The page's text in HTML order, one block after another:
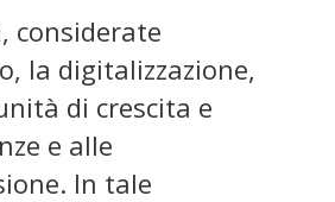
, considerate
la digitalizzazione,
di crescita e
e alle
In tale